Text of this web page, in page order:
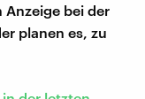
bei der
planen es, zu